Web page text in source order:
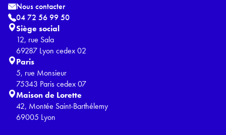
Nous contacter
04 72 56 99 50
Siège social
12, rue Sala
69287 Lyon cedex 02
Paris
5, rue Monsieur
75343 Paris cedex 07
Maison de Lorette
42, Montée Saint-Barthélemy
69005 Lyon